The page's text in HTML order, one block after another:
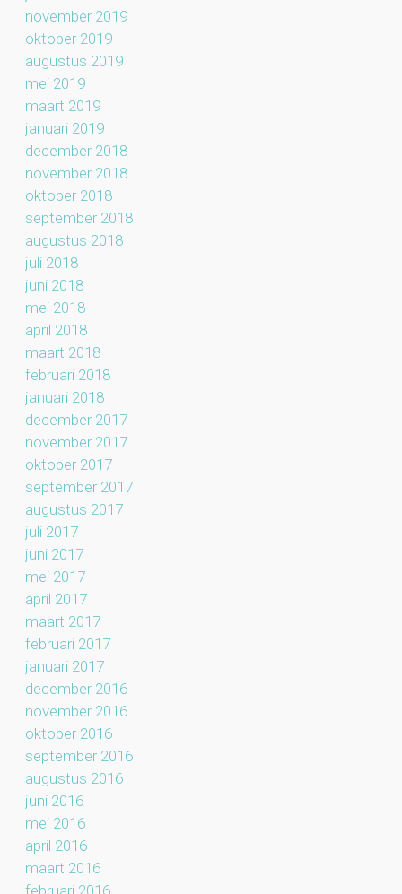
november 2019
oktober 2019
augustus 2019
mei 2019
maart 2019
januari 2019
december 2018
november 2018
oktober 2018
september 2018
augustus 2018
juli 2018
juni 2018
mei 2018
april 2018
maart 2018
februari 2018
januari 2018
december 2017
november 2017
oktober 2017
september 2017
augustus 2017
juli 2017
juni 2017
mei 2017
april 2017
maart 2017
februari 2017
januari 2017
december 2016
november 2016
oktober 2016
september 2016
augustus 2016
juni 2016
mei 2016
april 2016
maart 2016